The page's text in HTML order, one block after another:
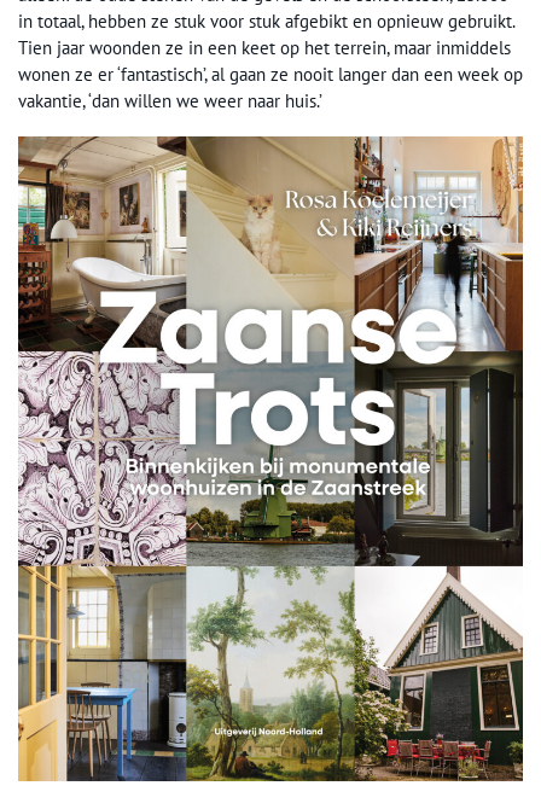
in totaal, hebben ze stuk voor stuk afgebikt en opnieuw gebruikt.
Tien jaar woonden ze in een keet op het terrein, maar inmiddels
wonen ze er ‘fantastisch’, al gaan ze nooit langer dan een week op
vakantie, ‘dan willen we weer naar huis.’